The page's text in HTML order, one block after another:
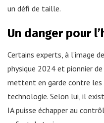
un défi de taille.
Un danger pour
Certains experts, à l’image de
physique 2024 et pionnier
mettent en garde contre les
technologie. Selon lui, il
IA puisse échapper au